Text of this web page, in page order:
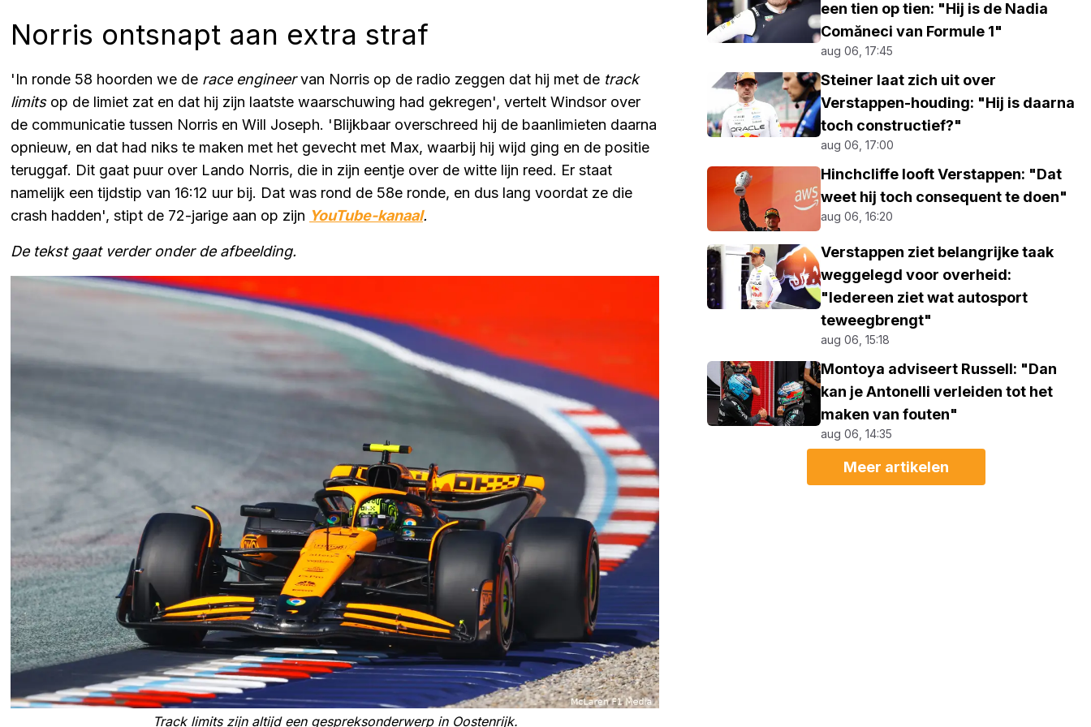
Norris ontsnapt aan extra straf
'In ronde 58 hoorden we de race engineervan Norris op de radio zeggen dat hij met de track
limitsop de limiet zat en dat hij zijn laatste waarschuwing had gekregen', vertelt Windsor over
de communicatie tussen Norris en Will Joseph. 'Blijkbaar overschreed hij de baanlimieten daarna
opnieuw, en dat had niks te maken met het gevecht met Max, waarbij hij wijd ging en de positie
teruggaf. Dit gaat puur over Lando Norris, die in zijn eentje over de witte lijn reed. Er staat
namelijk een tijdstip van 16:12 uur bij. Dat was rond de 58e ronde, en dus lang voordat ze die
crash hadden', stipt de 72-jarige aan op zijn YouTube-kanaal.
De tekst gaat verder onder de afbeelding.
Track limits zijn altijd een gespreksonderwerp in Oostenrijk.
een tien op tien: "Hij is de Nadia
Comăneci van Formule 1"
aug 06, 17:45
Steiner laat zich uit over
Verstappen-houding: "Hij is daarna
toch constructief?"
aug 06, 17:00
Hinchcliffe looft Verstappen: "Dat
weet hij toch consequent te doen"
aug 06, 16:20
Verstappen ziet belangrijke taak
weggelegd voor overheid:
"Iedereen ziet wat autosport
teweegbrengt"
aug 06, 15:18
Montoya adviseert Russell: "Dan
kan je Antonelli verleiden tot het
maken van fouten"
aug 06, 14:35
Meer artikelen